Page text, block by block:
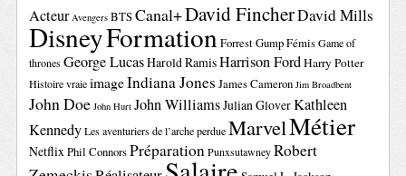
Acteur Avengers BTSCanal+David FincherDavid Mills
DisneyFormationForrest GumpFémis Game of
thrones George LucasHarold RamisHarrison FordHarry Potter
Histoire vraie imageIndiana Jones James Cameron Jim Broadbent
John Doe John Hurt John WilliamsJulian GloverKathleen
Kennedy Les aventuriers de l’arche perdue MarvelMétier
NetflixPhil ConnorsPréparation Punxsutawney Robert